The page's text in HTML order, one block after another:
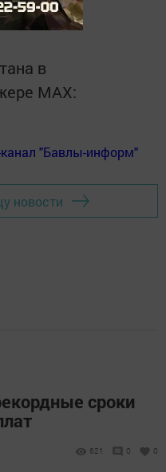
в
MАХ:
канал "Бавлы-информ"
новости
сроки
621 0 0